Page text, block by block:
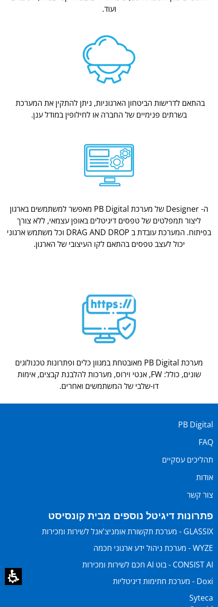
ועוד.
בהתאם לדרישות הביטחון הארגוניות, ניתן להתקין את המערכת
בשרתים פנימיים של החברה או לחילופין במודל ענן.
ה- Designer של מערכת PB Digital מאפשר למשתמשים בארגון
ליצור תמפלטים של טפסים דיגיטלים באופן עצמאי, ללא צורך
בפיתוח. המערכת עובדת ב DRAG AND DROP וכל משתמש ארגוני
יכול לעצב טפסים בהתאם לקו העיצובי של הארגון.
מערכת PB Digital מאובטחת במגוון כלים ופתרונות טכנולוגים
שונים, כולל: FW, אנטי וירוס, מערכות להלבנת קבצים, אימות
דו-שלבי של המשתמשים ואחרים.
PB Digital
FAQ
תהליכים עסקיים
אודות
צור קשר
פתרונות דיגיטל נוספים מבית קונסיסט
GLASSIX - מערכת תקשורת אומניצ'אנל לשירות ומכירות
WYZE - מערכת ניהול ידע ארגוני חכמה
CONSIST AI - בוט AI חכם לשירות ומכירות
Doxi - מערכת חתימות דיגיטליות
Syteca